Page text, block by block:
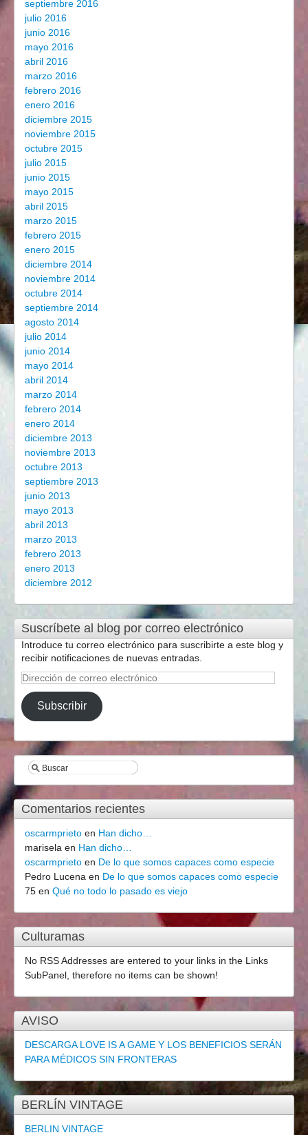
septiembre 2016
julio 2016
junio 2016
mayo 2016
abril 2016
marzo 2016
febrero 2016
enero 2016
diciembre 2015
noviembre 2015
octubre 2015
julio 2015
junio 2015
mayo 2015
abril 2015
marzo 2015
febrero 2015
enero 2015
diciembre 2014
noviembre 2014
octubre 2014
septiembre 2014
agosto 2014
julio 2014
junio 2014
mayo 2014
abril 2014
marzo 2014
febrero 2014
enero 2014
diciembre 2013
noviembre 2013
octubre 2013
septiembre 2013
junio 2013
mayo 2013
abril 2013
marzo 2013
febrero 2013
enero 2013
diciembre 2012
Suscríbete al blog por correo electrónico
Introduce tu correo electrónico para suscribirte a este blog y
recibir notificaciones de nuevas entradas.
Dirección
correo
electrónico
Subscribir
Comentarios recientes
oscarmprieto en Han dicho…
marisela en Han dicho…
oscarmprieto en De lo que somos capaces como especie
Pedro Lucena en De lo que somos capaces como especie
75 en Qué no todo lo pasado es viejo
Culturamas
No RSS Addresses are entered to your links in the Links
SubPanel, therefore no items can be shown!
AVISO
DESCARGA LOVE IS A GAME Y LOS BENEFICIOS SERÁN
PARA MÉDICOS SIN FRONTERAS
BERLÍN VINTAGE
BERLIN VINTAGE